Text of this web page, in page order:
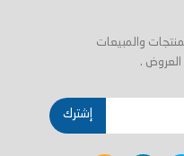
والمبيعات
.
إشترك